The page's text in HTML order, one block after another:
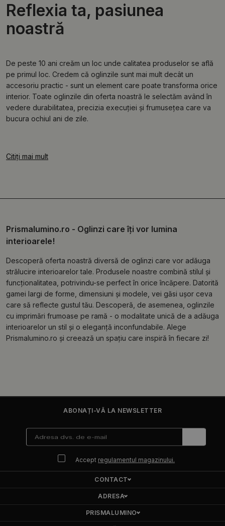
Reflexia ta, pasiunea
noastră
De peste 10 ani creăm un loc unde calitatea produselor se află
pe primul loc. Credem că oglinzile sunt mai mult decât un
accesoriu practic - sunt un element care poate transforma orice
interior. Toate oglinzile din oferta noastră le selectăm având în
vedere durabilitatea, precizia execuției și frumusețea care va
bucura ochiul ani de zile.
Citiți mai mult
Prismalumino.ro - Oglinzi care îți vor lumina
interioarele!
Descoperă oferta noastră diversă de oglinzi care vor adăuga
strălucire interioarelor tale. Produsele noastre combină stilul și
funcționalitatea, potrivindu-se perfect în orice încăpere. Datorită
gamei largi de forme, dimensiuni și modele, vei găsi ușor ceva
care să reflecte gustul tău. Descoperă, de asemenea, oglinzile
cu imprimări frumoase pe ramă - o modalitate unică de a adăuga
interioarelor un stil și o eleganță inconfundabile. Alege
Prismalumino.ro și creează un spațiu care inspiră în fiecare zi!
ABONAȚI-VĂ LA NEWSLETTER
Accept regulamentul magazinului.
CONTACT
ADRESA
PRISMALUMINO